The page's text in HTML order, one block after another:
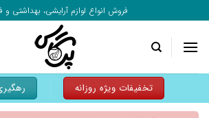
محتوا
بروید
فروش انواع لوازم آرایشی، بهداشتی و
تخفیفات ویژه روزانه